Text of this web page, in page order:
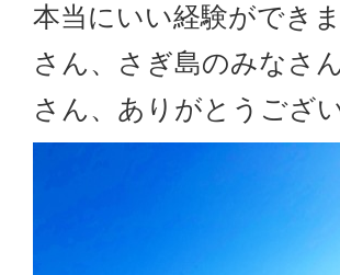
本当にいい経験ができ
さん、さぎ島のみなさ
さん、ありがとうござ